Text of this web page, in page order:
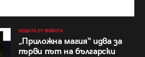
НЕЩАТА ОТ ЖИВОТА
„Приложна магия“ идва за
първи път на български